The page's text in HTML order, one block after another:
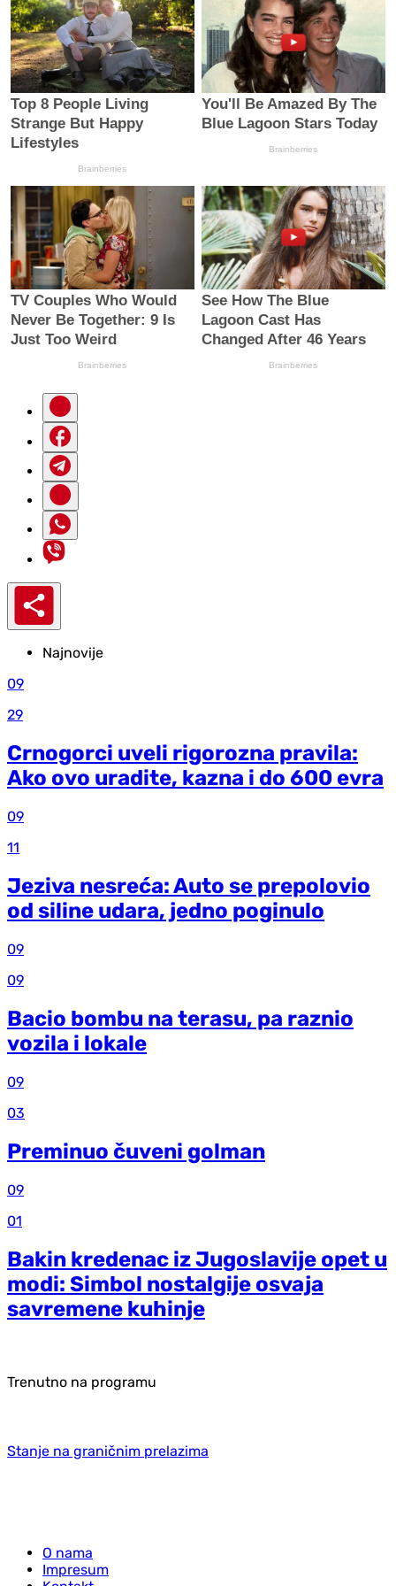
Najnovije
09
29
Crnogorci uveli rigorozna pravila:
Ako ovo uradite, kazna i do 600 evra
09
11
Jeziva nesreća: Auto se prepolovio
od siline udara, jedno poginulo
09
09
Bacio bombu na terasu, pa raznio
vozila i lokale
09
03
Preminuo čuveni golman
09
01
Bakin kredenac iz Jugoslavije opet u
modi: Simbol nostalgije osvaja
savremene kuhinje
Trenutno na programu
Stanje na graničnim prelazima
O nama
Impresum